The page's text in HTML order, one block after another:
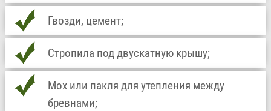
Гвозди, цемент;
Стропила под двускатную крышу;
Мох или пакля для утепления между
бревнами;